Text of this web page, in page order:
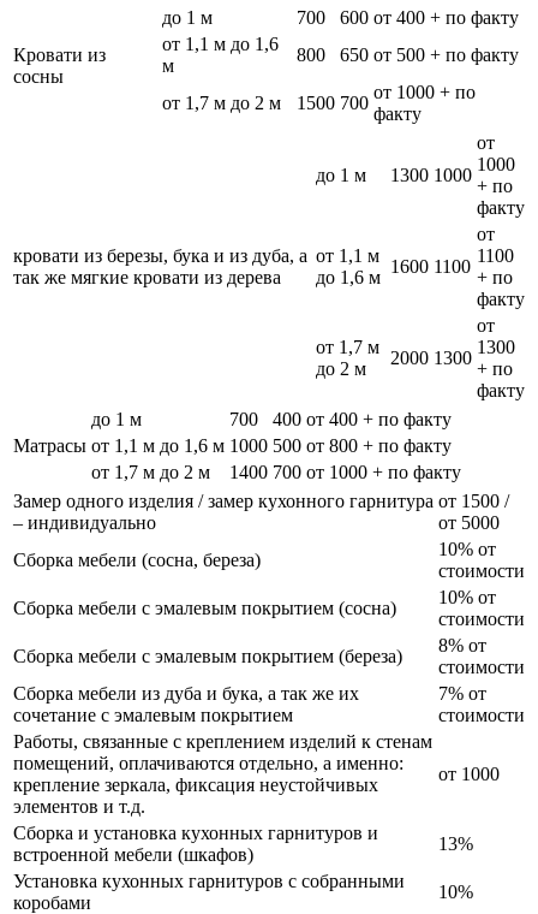
Кровати из
сосны
до 1 м 700 600 от 400 + по факту
от 1,1 м до 1,6
м
800 650 от 500 + по факту
от 1,7 м до 2 м 1500 700
от 1000 + по
факту
кровати из березы, бука и из дуба, а
так же мягкие кровати из дерева
до 1 м 1300 1000
от
1000
+ по
факту
от 1,1 м
до 1,6 м
1600 1100
от
1100
+ по
факту
от 1,7 м
до 2 м
2000 1300
от
1300
+ по
факту
Матрасы
до 1 м 700 400 от 400 + по факту
от 1,1 м до 1,6 м 1000 500 от 800 + по факту
от 1,7 м до 2 м
1400 700 от 1000 + по факту
Замер одного изделия / замер кухонного гарнитура
– индивидуально
от 1500 /
от 5000
Сборка мебели (сосна, береза)
10% от
стоимости
Сборка мебели с эмалевым покрытием (сосна)
10% от
стоимости
Сборка мебели с эмалевым покрытием (береза)
8% от
стоимости
Сборка мебели из дуба и бука, а так же их
сочетание с эмалевым покрытием
7% от
стоимости
Работы, связанные с креплением изделий к стенам
помещений, оплачиваются отдельно, а именно:
крепление зеркала, фиксация неустойчивых
элементов и т.д.
от 1000
Сборка и установка кухонных гарнитуров и
встроенной мебели (шкафов)
13%
Установка кухонных гарнитуров с собранными
коробами
10%